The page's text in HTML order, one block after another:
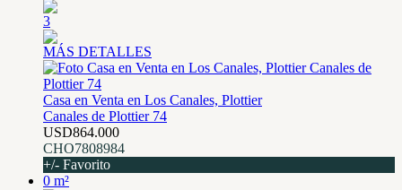
3
MÁS DETALLES
Casa en Venta en Los Canales, Plottier
Canales de Plottier 74
USD864.000
CHO7808984
+/- Favorito
0 m²